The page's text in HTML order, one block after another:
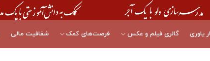
یاوری گالری فیلم و عکس فرصت‌های کمک شفافیت مالی